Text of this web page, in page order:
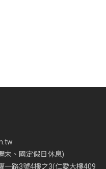
末、國定假日休息)
一路3號4樓之3(仁愛大樓409